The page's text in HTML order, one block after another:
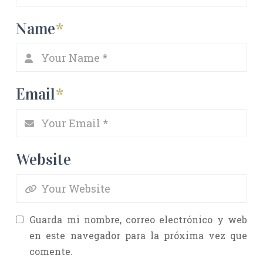
Name*
Email*
Website
Guarda mi nombre, correo electrónico y web
en este navegador para la próxima vez que
comente.